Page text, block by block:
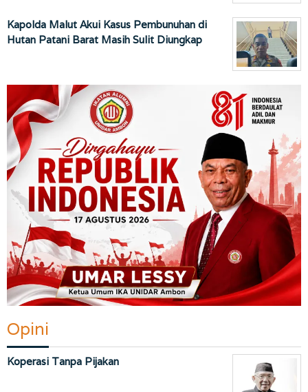
Kapolda Malut Akui Kasus Pembunuhan di
Hutan Patani Barat Masih Sulit Diungkap
Opini
Koperasi Tanpa Pijakan